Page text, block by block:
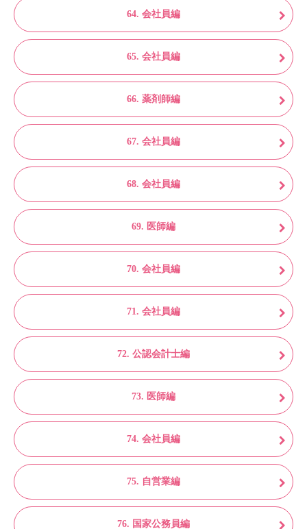
64. 会社員編
65. 会社員編
66. 薬剤師編
67. 会社員編
68. 会社員編
69. 医師編
70. 会社員編
71. 会社員編
72. 公認会計士編
73. 医師編
74. 会社員編
75. 自営業編
76. 国家公務員編